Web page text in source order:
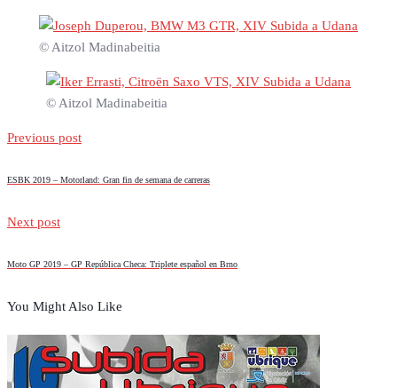
© Aitzol Madinabeitia
© Aitzol Madinabeitia
Previous post
ESBK 2019 – Motorland: Gran fin de semana de carreras
Next post
Moto GP 2019 – GP República Checa: Triplete español en Brno
You Might Also Like